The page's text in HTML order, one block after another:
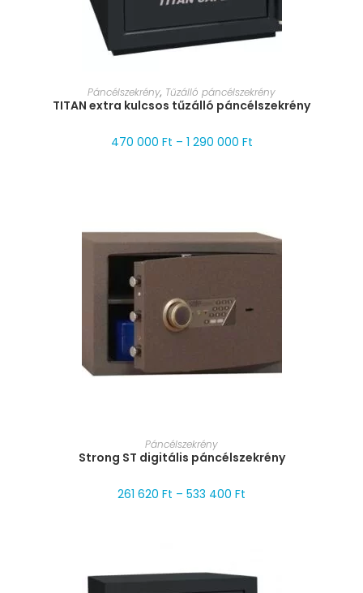
MÉRET VÁLASZTÁSA
Páncélszekrény, Tűzálló páncélszekrény
TITAN extra kulcsos tűzálló páncélszekrény
470 000 Ft – 1 290 000 Ft
MÉRET VÁLASZTÁSA
Páncélszekrény
Strong ST digitális páncélszekrény
261 620 Ft – 533 400 Ft